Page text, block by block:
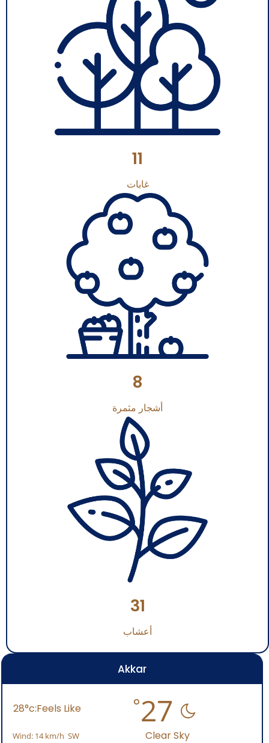
11
غابات
8
أشجار مثمرة
31
أعشاب
Akkar
27
28
Clear Sky
Wind: 14 km/h SW